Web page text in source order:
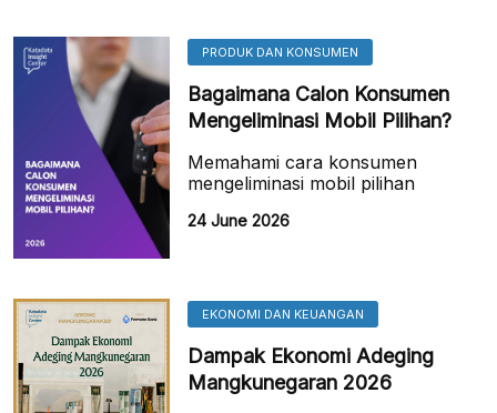
PRODUK DAN KONSUMEN
Bagaimana Calon Konsumen
Mengeliminasi Mobil Pilihan?
Memahami cara konsumen
mengeliminasi mobil pilihan
24 June 2026
EKONOMI DAN KEUANGAN
Dampak Ekonomi Adeging
Mangkunegaran 2026